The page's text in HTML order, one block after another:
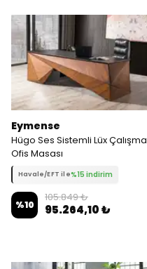
Eymense
Hügo Ses Sistemli Lüx Çalışma
Ofis Masası
Havale/EFT ile%15 indirim
%10
105.849 ₺
95.264,10 ₺